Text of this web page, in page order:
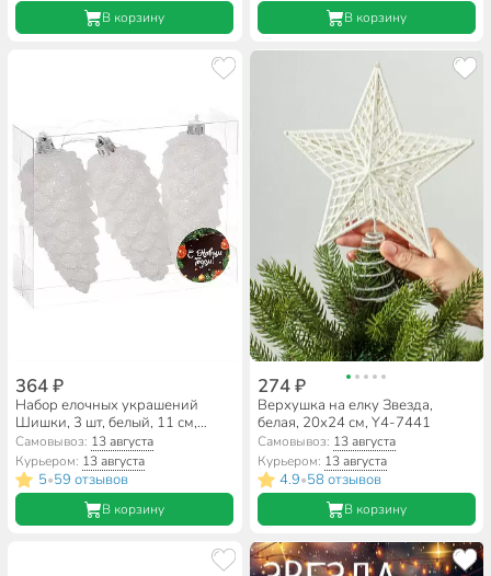
В корзину В корзину
364 ₽
Набор елочных украшений
Шишки, 3 шт, белый, 11 см,
пластик, SYQC-0119109
Самовывоз: 13 августа
Курьером: 13 августа
5•59 отзывов
В корзину
274 ₽
Верхушка на елку Звезда,
белая, 20х24 см, Y4-7441
Самовывоз: 13 августа
Курьером: 13 августа
4.9•58 отзывов
В корзину